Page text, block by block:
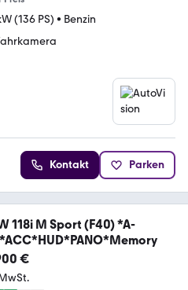
(136 PS) • Benzin
Kontakt Parken
118i M Sport (F40) *A-
€